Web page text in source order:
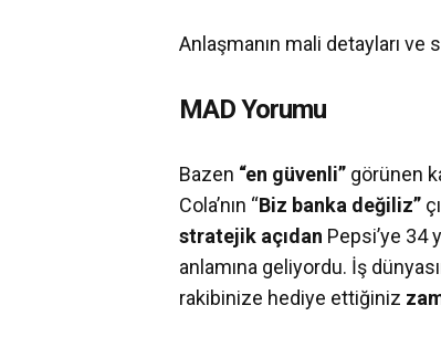
Anlaşmanın mali detayları ve
MAD Yorumu
Bazen “en güvenli” görünen
Cola’nın “Biz banka değiliz”
stratejik açıdan Pepsi’ye 34
anlamına geliyordu. İş
rakibinize hediye ettiğiniz